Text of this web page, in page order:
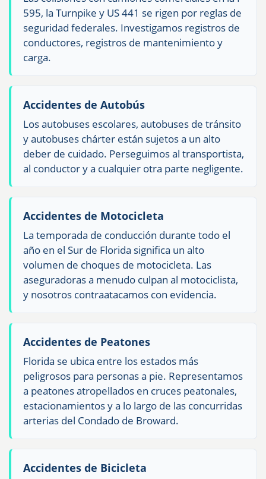
595, la Turnpike y US 441 se rigen por reglas de
seguridad federales. Investigamos registros de
conductores, registros de mantenimiento y
carga.
Accidentes de Autobús
Los autobuses escolares, autobuses de tránsito
y autobuses chárter están sujetos a un alto
deber de cuidado. Perseguimos al transportista,
al conductor y a cualquier otra parte negligente.
Accidentes de Motocicleta
La temporada de conducción durante todo el
año en el Sur de Florida significa un alto
volumen de choques de motocicleta. Las
aseguradoras a menudo culpan al motociclista,
y nosotros contraatacamos con evidencia.
Accidentes de Peatones
Florida se ubica entre los estados más
peligrosos para personas a pie. Representamos
a peatones atropellados en cruces peatonales,
estacionamientos y a lo largo de las concurridas
arterias del Condado de Broward.
Accidentes de Bicicleta